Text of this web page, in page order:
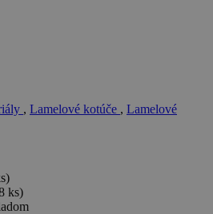
, Lamelové kotúče , Lamelové
ks)